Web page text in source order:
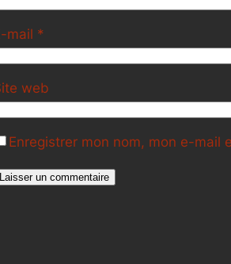
mail *
web
Enregistrer mon nom, mon e-mail